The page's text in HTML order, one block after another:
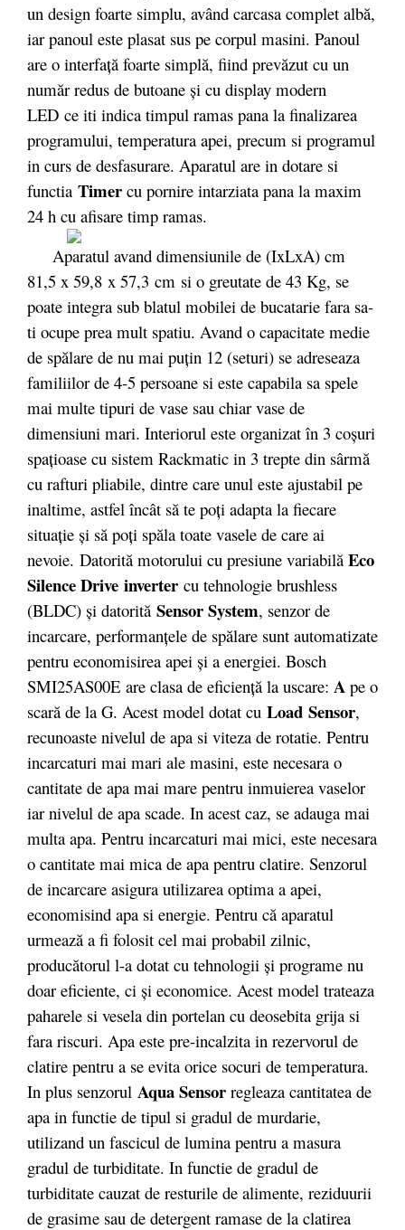
un design foarte simplu, având carcasa complet albă,
iar panoul este plasat sus pe corpul masini. Panoul
are o interfață foarte simplă, fiind prevăzut cu un
număr redus de butoane și cu display modern
LED ce iti indica timpul ramas pana la finalizarea
programului, temperatura apei, precum si programul
in curs de desfasurare. Aparatul are in dotare si
functia Timer cu pornire intarziata pana la maxim
24 h cu afisare timp ramas.
Aparatul avand dimensiunile de (IxLxA) cm
81,5 x 59,8 x 57,3 cm si o greutate de 43 Kg, se
poate integra sub blatul mobilei de bucatarie fara sa-
ti ocupe prea mult spatiu. Avand o capacitate medie
de spălare de nu mai puțin 12 (seturi) se adreseaza
familiilor de 4-5 persoane si este capabila sa spele
mai multe tipuri de vase sau chiar vase de
dimensiuni mari. Interiorul este organizat în 3 coșuri
spațioase cu sistem Rackmatic in 3 trepte din sârmă
cu rafturi pliabile, dintre care unul este ajustabil pe
inaltime, astfel încât să te poți adapta la fiecare
situație și să poți spăla toate vasele de care ai
nevoie. Datorită motorului cu presiune variabilă Eco
Silence Drive inverter cu tehnologie brushless
(BLDC) şi datorită Sensor System, senzor de
incarcare, performanţele de spălare sunt automatizate
pentru economisirea apei şi a energiei. Bosch
SMI25AS00E are clasa de eficienţă la uscare: A pe o
scară de la G. Acest model dotat cu Load Sensor,
recunoaste nivelul de apa si viteza de rotatie. Pentru
incarcaturi mai mari ale masini, este necesara o
cantitate de apa mai mare pentru inmuierea vaselor
iar nivelul de apa scade. In acest caz, se adauga mai
multa apa. Pentru incarcaturi mai mici, este necesara
o cantitate mai mica de apa pentru clatire. Senzorul
de incarcare asigura utilizarea optima a apei,
economisind apa si energie. Pentru că aparatul
urmează a fi folosit cel mai probabil zilnic,
producătorul l-a dotat cu tehnologii și programe nu
doar eficiente, ci și economice. Acest model trateaza
paharele si vesela din portelan cu deosebita grija si
fara riscuri. Apa este pre-incalzita in rezervorul de
clatire pentru a se evita orice socuri de temperatura.
In plus senzorul Aqua Sensor regleaza cantitatea de
apa in functie de tipul si gradul de murdarie,
utilizand un fascicul de lumina pentru a masura
gradul de turbiditate. In functie de gradul de
turbiditate cauzat de resturile de alimente, reziduurii
de grasime sau de detergent ramase de la clatirea